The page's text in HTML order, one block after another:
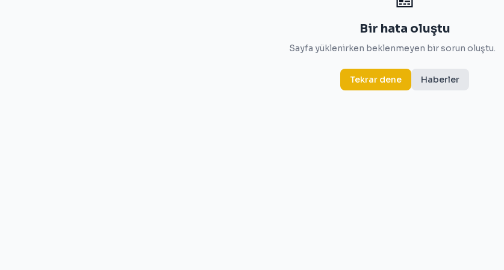
Bir hata oluştu
Sayfa yüklenirken beklenmeyen bir sorun oluştu.
Tekrar dene Haberler